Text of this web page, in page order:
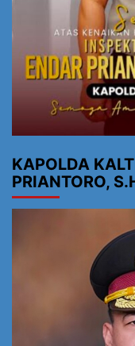
KAPOLDA
PRIANTORO,